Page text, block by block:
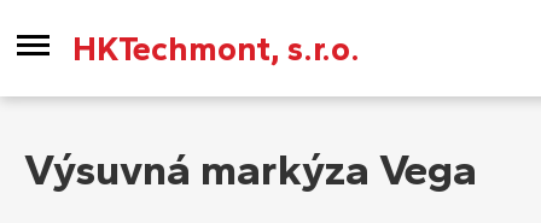
HKTechmont, s.r.o.
Výsuvná markýza Vega